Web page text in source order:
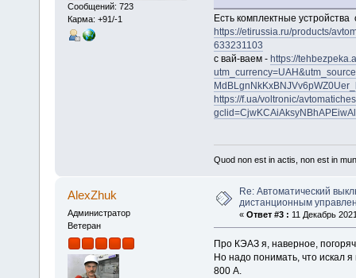
Сообщений: 723
Карма: +91/-1
Есть комплектные
https://etirussia.ru/products/
633231103
с вай-ваем - https://
https://f.ua/voltronic/
Quod non est in actis, non est in
AlexZhuk
Администратор
Ветеран
Re: Автоматический
дистанционным
« Ответ #3 : 11 Декабрь
Про КЭАЗ я, наверное,
Но надо понимать, что искал
800 А.